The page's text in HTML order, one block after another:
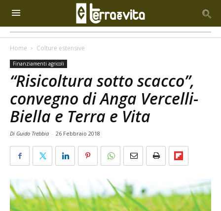
Home Colture estensive
Finanziamenti agricoli
“Risicoltura sotto scacco”,
convegno di Anga Vercelli-
Biella e Terra e Vita
Di Guido Trebbia - 26 Febbraio 2018